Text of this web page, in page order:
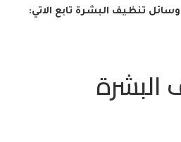
تنظيف البشرة تابع الاتي: